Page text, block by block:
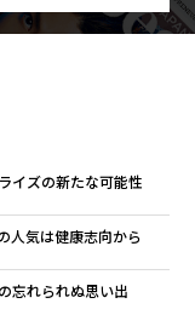
イズの新たな可能性
人気は健康志向から
忘れられぬ思い出